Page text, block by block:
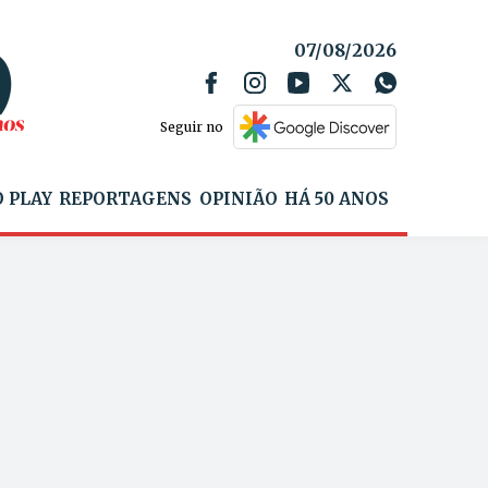
07/08/2026
Seguir no
PLAY REPORTAGENS OPINIÃO HÁ 50 ANOS